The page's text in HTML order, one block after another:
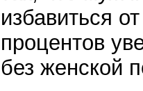
избавиться
процентов
без женской